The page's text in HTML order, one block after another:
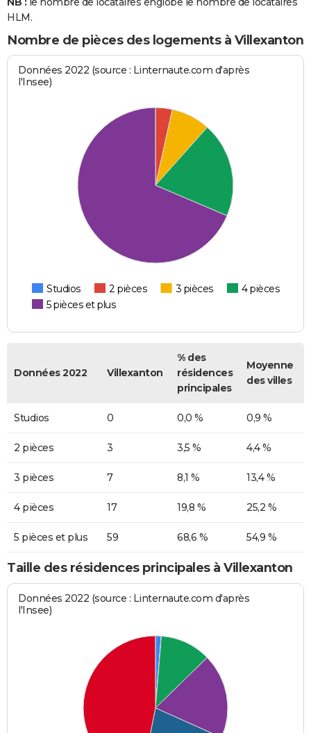
HLM.
Nombre de pièces des logements à Villexanton
Données 2022 (source : Linternaute.com d'après
l'Insee)
Studios 2 pièces 3 pièces
4 pièces
5 pièces et plus
Données 2022 Villexanton
% des
résidences
principales
Moyenne
des villes
Studios 0 0,0 % 0,9 %
2 pièces 3 3,5 % 4,4 %
3 pièces 7 8,1 % 13,4 %
4 pièces 17 19,8 % 25,2 %
5 pièces et plus 59 68,6 % 54,9 %
Taille des résidences principales à Villexanton
Données 2022 (source : Linternaute.com d'après
l'Insee)